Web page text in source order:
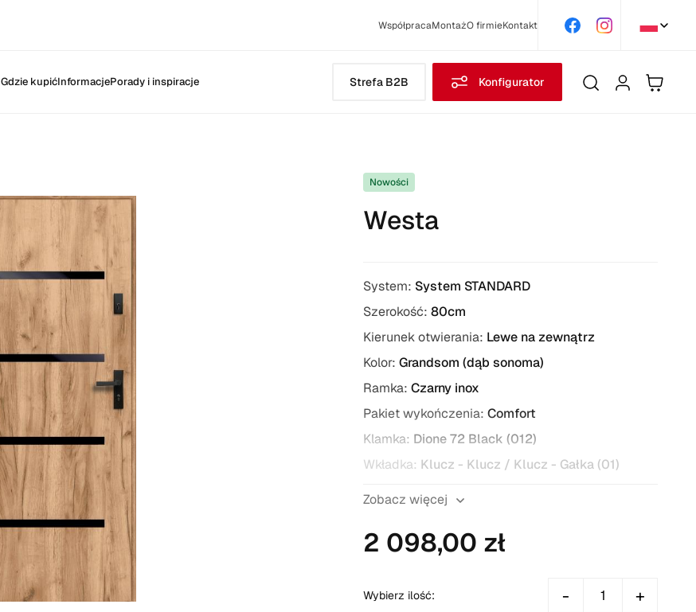
WspółpracaMontażO firmieKontakt
Gdzie kupićInformacjePorady i inspiracje Strefa B2B Konfigurator
Nowości
Westa
System: System STANDARD
Szerokość: 80cm
Kierunek otwierania: Lewe na zewnątrz
Kolor: Grandsom (dąb sonoma)
Ramka: Czarny inox
Pakiet wykończenia: Comfort
Klamka: Dione 72 Black (012)
Wkładka: Klucz - Klucz / Klucz - Gałka (01)
Zobacz więcej
2 098,00 zł
Wybierz ilość: - +